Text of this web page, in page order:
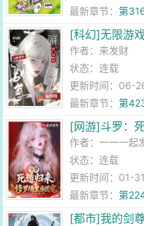
最新章节：第
了！
[科幻]无限游
作者： 来发财
状态：连载
更新时间：06-
最新章节：第
[网游]斗罗：
作者：一一一起
状态：连载
更新时间：01-
最新章节：第
己了
[都市]我的剑